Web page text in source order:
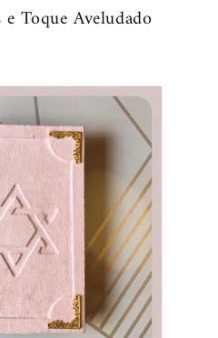
Toque Aveludado